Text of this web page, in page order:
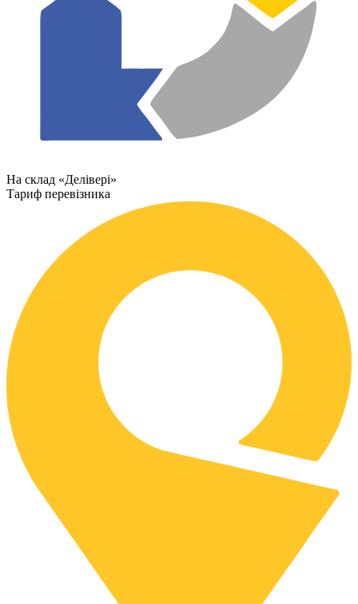
На склад «Делівері»
Тариф перевізника